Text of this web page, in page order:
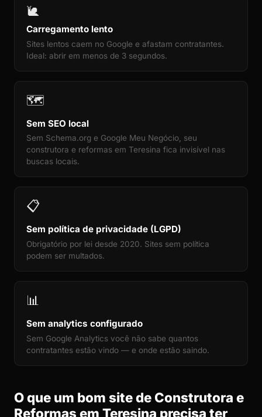
🐌
Carregamento lento
Sites lentos caem no Google e afastam contratantes.
Ideal: abrir em menos de 3 segundos.
🗺️
Sem SEO local
Sem Schema.org e Google Meu Negócio, seu
construtora e reformas em Teresina fica invisível nas
buscas locais.
📋
Sem política de privacidade (LGPD)
Obrigatório por lei desde 2020. Sites sem política
podem ser multados.
📊
Sem analytics configurado
Sem Google Analytics você não sabe quantos
contratantes estão vindo — e onde estão saindo.
O que um bom site de Construtora e
Reformas em Teresina precisa ter